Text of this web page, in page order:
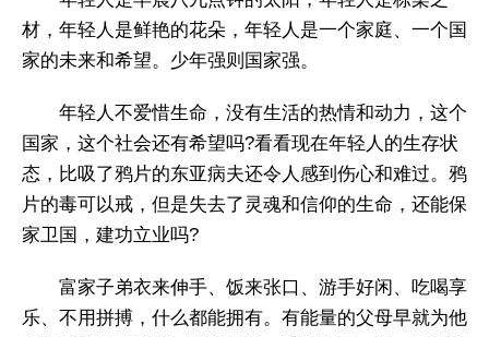
材，年轻人是鲜艳的花朵，年轻人是一个家庭、一个国
家的未来和希望。少年强则国家强。
年轻人不爱惜生命，没有生活的热情和动力，这个
国家，这个社会还有希望吗?看看现在年轻人的生存状
态，比吸了鸦片的东亚病夫还令人感到伤心和难过。鸦
片的毒可以戒，但是失去了灵魂和信仰的生命，还能保
家卫国，建功立业吗?
富家子弟衣来伸手、饭来张口、游手好闲、吃喝享
乐、不用拼搏，什么都能拥有。有能量的父母早就为他